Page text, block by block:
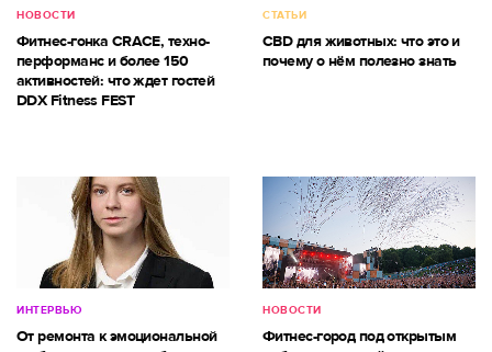
НОВОСТИ
Фитнес-гонка CRACE, техно-
перформанс и более 150
активностей: что ждет гостей
DDX Fitness FEST
СТАТЬИ
CBD для животных: что это и
почему о нём полезно знать
ИНТЕРВЬЮ
От ремонта к эмоциональной
НОВОСТИ
Фитнес-город под открытым